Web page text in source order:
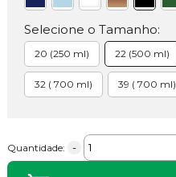
Selecione o Tamanho:
20 (250 ml) 22 (500 ml)
32 ( 700 ml) 39 ( 700 ml)
Quantidade: -